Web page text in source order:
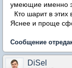
умеющие именно
Кто шарит в этих
Яснее и проще
Сообщение
DiSel